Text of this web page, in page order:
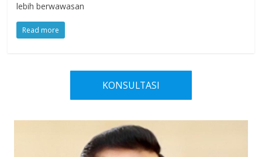
lebih berwawasan
Read more
KONSULTASI